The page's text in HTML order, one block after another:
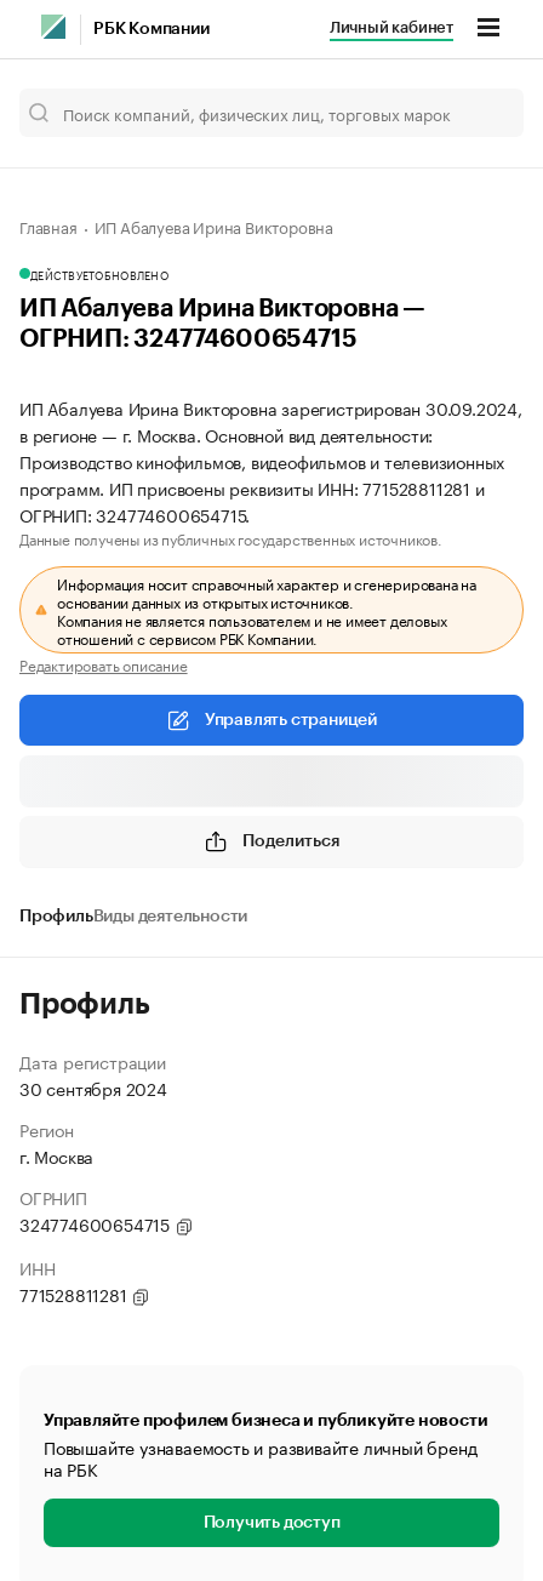
РБК Компании Личный кабинет
Главная ИП Абалуева Ирина Викторовна
ДЕЙСТВУЕТОБНОВЛЕНО
ИП Абалуева Ирина Викторовна —
ОГРНИП: 324774600654715
ИП Абалуева Ирина Викторовна зарегистрирован 30.09.2024,
в регионе — г. Москва. Основной вид деятельности:
Производство кинофильмов, видеофильмов и телевизионных
программ. ИП присвоены реквизиты ИНН: 771528811281 и
ОГРНИП: 324774600654715.
Данные получены из публичных государственных источников.
Информация носит справочный характер и сгенерирована на
основании данных из открытых источников.
Компания не является пользователем и не имеет деловых
отношений с сервисом РБК Компании.
Редактировать описание
Управлять страницей
Поделиться
ПрофильВиды деятельности
Профиль
Дата регистрации
30 сентября 2024
Регион
г. Москва
ОГРНИП
324774600654715
ИНН
771528811281
Управляйте профилем бизнеса и публикуйте новости
Повышайте узнаваемость и развивайте личный бренд
на РБК
Получить доступ